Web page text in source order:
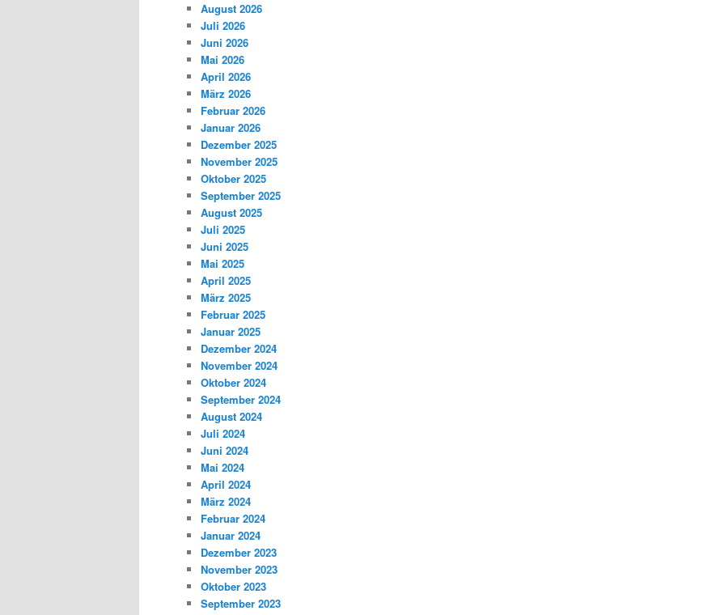
August 2026
Juli 2026
Juni 2026
Mai 2026
April 2026
März 2026
Februar 2026
Januar 2026
Dezember 2025
November 2025
Oktober 2025
September 2025
August 2025
Juli 2025
Juni 2025
Mai 2025
April 2025
März 2025
Februar 2025
Januar 2025
Dezember 2024
November 2024
Oktober 2024
September 2024
August 2024
Juli 2024
Juni 2024
Mai 2024
April 2024
März 2024
Februar 2024
Januar 2024
Dezember 2023
November 2023
Oktober 2023
September 2023